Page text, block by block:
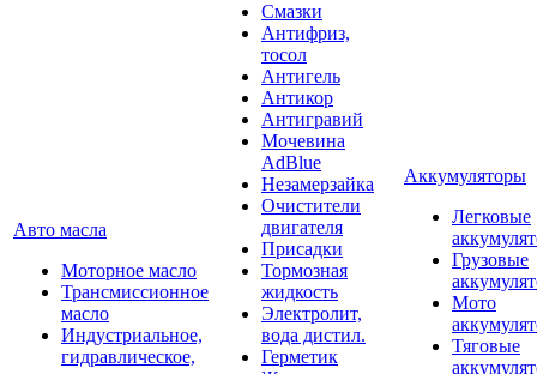
Авто масла
Моторное масло
Трансмиссионное
масло
Индустриальное,
гидравлическое,
Смазки
Антифриз,
тосол
Антигель
Антикор
Антигравий
Мочевина
AdBlue
Незамерзайка
Очистители
двигателя
Присадки
Тормозная
жидкость
Электролит,
вода дистил.
Герметик
Аккумуляторы
Легковые
Грузовые
Мото
Тяговые